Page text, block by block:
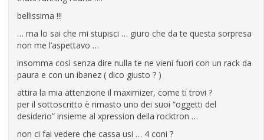
bellissima !!!
… ma lo sai che mi stupisci … giuro che da te questa sorpresa
non me l’aspettavo …
insomma così senza dire nulla te ne vieni fuori con un rack da
paura e con un ibanez ( dico giusto ? )
attira la mia attenzione il maximizer, come ti trovi ?
per il sottoscritto è rimasto uno dei suoi “oggetti del
desiderio” insieme al xpression della rocktron …
non ci fai vedere che cassa usi … 4 coni ?